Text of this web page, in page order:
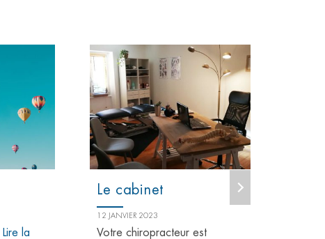
Lire la
Le cabinet
12 JANVIER 2023
Votre chiropracteur est